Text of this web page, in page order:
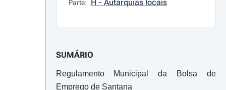
Parte: H - Autarquias locais
SUMÁRIO
Regulamento Municipal da Bolsa de
Emprego de Santana